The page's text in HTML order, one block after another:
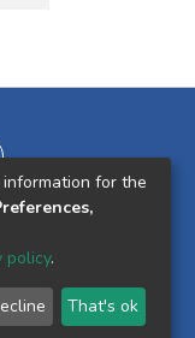
for the
policy.
That's ok